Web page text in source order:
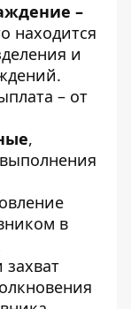
–
находится
и
– от
,
в
захват